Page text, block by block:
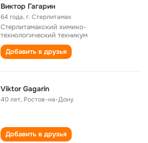
Виктор Гагарин
64 года,г. Стерлитамак
Стерлитамакский химико-
технологический техникум
Добавить в друзья
Viktor Gagarin
40 лет, Ростов-на-Дону
Добавить в друзья